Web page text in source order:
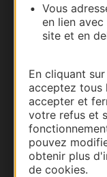
Vous
en lien
site et en
En cliquant
acceptez tous
accepter et
votre refus et
pouvez
obtenir plus
de cookies.
Business/Mice
Pros
Site presse
Voyagistes
Destination